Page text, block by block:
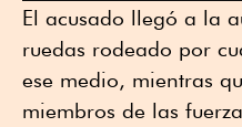
El acusado llegó a la
ruedas rodeado por
ese medio, mientras
miembros de las